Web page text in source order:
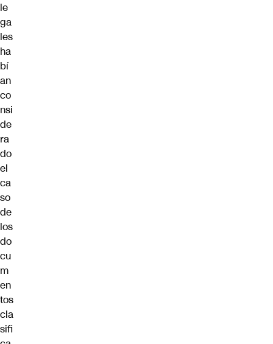
le
ga
les
ha
bí
an
co
nsi
de
ra
do
el
ca
so
de
los
do
cu
m
en
tos
cla
sifi